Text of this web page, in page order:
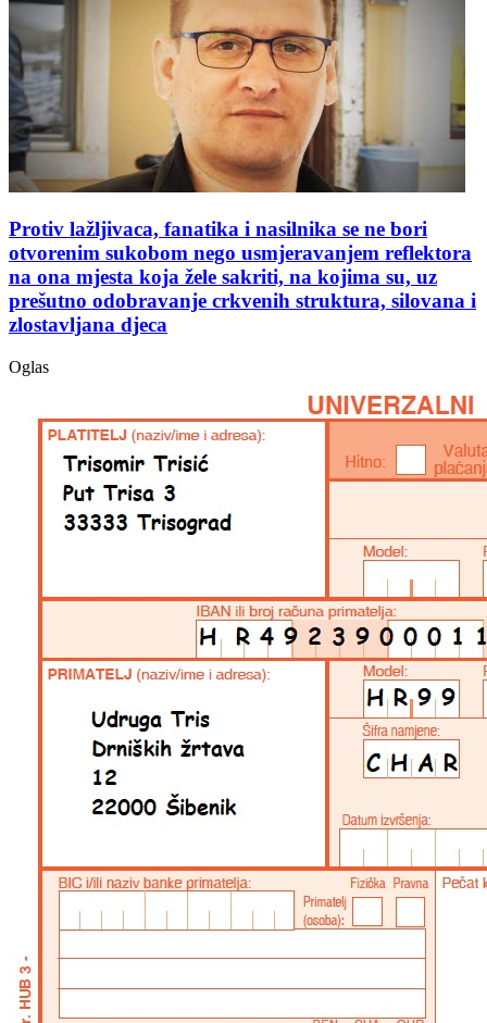
Protiv lažljivaca, fanatika i nasilnika se ne bori
otvorenim sukobom nego usmjeravanjem reflektora
na ona mjesta koja žele sakriti, na kojima su, uz
prešutno odobravanje crkvenih struktura, silovana i
zlostavljana djeca
Oglas